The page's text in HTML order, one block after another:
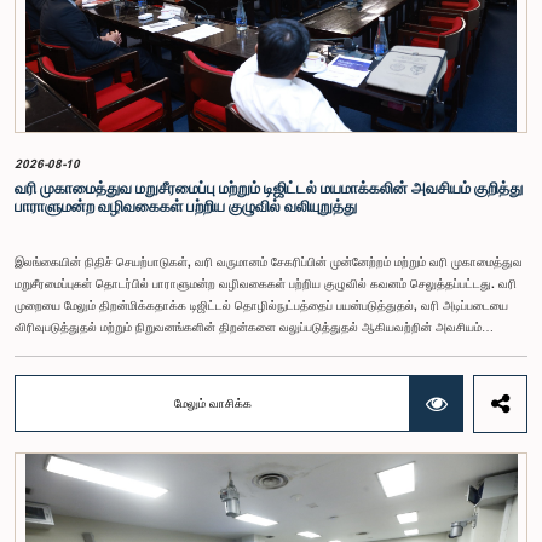
சுட்டிக்காட்டினர்.புனர்வாழ்வு அளிக்கப்பட்டவர்களுக்கு சமூகத்தில் காணப்படும் வரவேற்பு மற்றும்
அவ்வாறானவர்களுக்கு நன்சான்றிதழ் வழங்குவதில் காணப்படும் குறைபாடுகள் குறித்து இங்கு
விரிவாகக் கலந்துரையாடப்பட்டது. புனர்வாழ்வு நடவடிக்கைகளை திறைமையான முறையில்
முன்னெடுப்பதற்கு சட்ட திட்டங்களில் மாற்றங்கள் கொண்டுவரப்பட வேண்டியதன் அவசியமும் இங்கு
வலியுறுத்தப்பட்டது. இக்குழுக் கூட்டத்தில் குழுவின் உறுப்பினர்களான கௌரவ பாராளுமன்ற
உறுப்பினர்களான அஜித் பி.பெரேரா, முஜிபுர் ரஹ்மான், எம்.கே.எம்.அஸ்லம், தர்மசிறி விஜேசிங்ஹ, மேஜர்
ஜெனரல் (ஒய்வு) ஜி.டி.சூரியபண்டார ஆகியோரும், நீதி மற்றும் தேசிய ஒருமைப்பாடு அமைச்சின்
செயலாளர் உள்ளிட்ட அதிகாரிகளும், பொதுமக்கள் பாதுகாப்பு மற்றும் பாராளுமன்ற அலுவல்கள்
அமைச்சின் செயலாளர் உள்ளிட்ட அரசாங்க அதிகாரிகள் பலரும் கலந்துகொண்டனர்.
2026-08-10
வரி முகாமைத்துவ மறுசீரமைப்பு மற்றும் டிஜிட்டல் மயமாக்கலின் அவசியம் குறித்து
பாராளுமன்ற வழிவகைகள் பற்றிய குழுவில் வலியுறுத்து
இலங்கையின் நிதிச் செயற்பாடுகள், வரி வருமானம் சேகரிப்பின் முன்னேற்றம் மற்றும் வரி முகாமைத்துவ
மறுசீரமைப்புகள் தொடர்பில் பாராளுமன்ற வழிவகைகள் பற்றிய குழுவில் கவனம் செலுத்தப்பட்டது. வரி
முறையை மேலும் திறன்மிக்கதாக்க டிஜிட்டல் தொழில்நுட்பத்தைப் பயன்படுத்துதல், வரி அடிப்படையை
விரிவுபடுத்துதல் மற்றும் நிறுவனங்களின் திறன்களை வலுப்படுத்துதல் ஆகியவற்றின் அவசியம்
கூட்டத்திற்கு நிதி, திட்டமிடல் மற்றும் பொருளாதார அபிவிருத்தி அமைச்சு மற்றும் உள்நாட்டு இறைவரித்
திணைக்கள அதிகாரிகள் அழைக்கப்பட்டிருந்தனர் இங்கு இலங்கையின் தற்போதைய நிதி நிலைமை
மற்றும் வரி முகாமைத்துவ மறுசீரமைப்புகள் தொடர்பில் விரிவாக ஆராயப்பட்டது.2026 ஆம்
ஆண்டுக்கான வரித் திட்டம், 2026 ஜூன் 30 ஆம் திகதி வரையான வரி வருமான சேகரிப்பில்
ஏற்பட்டுள்ள முன்னேற்றம், வருமான மதிப்பீடுகள், வரி வகைகளுக்கு ஏற்ப வருமான செயல்திறன், வரி
அடிப்படை, தற்போதைய வரி இணக்க நிலை, வரி முறையை எளிமைப்படுத்த புதிய தொழில்நுட்பங்களை
அறிமுகப்படுத்துதல் மற்றும் RAMIS முறைமையின் முன்னேற்றம், டிஜிட்டல் சேவைகளுக்குப் பொருந்தும்
மேலும் வாசிக்க